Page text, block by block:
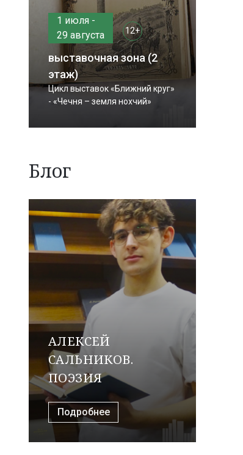
1 июля -
29 августа
12+
выставочная зона (2
этаж)
Цикл выставок «Ближний круг»
- «Чечня – земля нохчий»
Блог
АЛЕКСЕЙ
САЛЬНИКОВ.
ПОЭЗИЯ
Подробнее